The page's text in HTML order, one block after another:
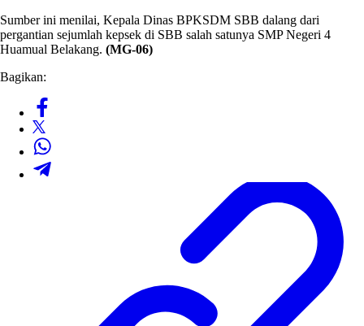
Sumber ini menilai, Kepala Dinas BPKSDM SBB dalang dari
pergantian sejumlah kepsek di SBB salah satunya SMP Negeri 4
Huamual Belakang. (MG-06)
Bagikan: